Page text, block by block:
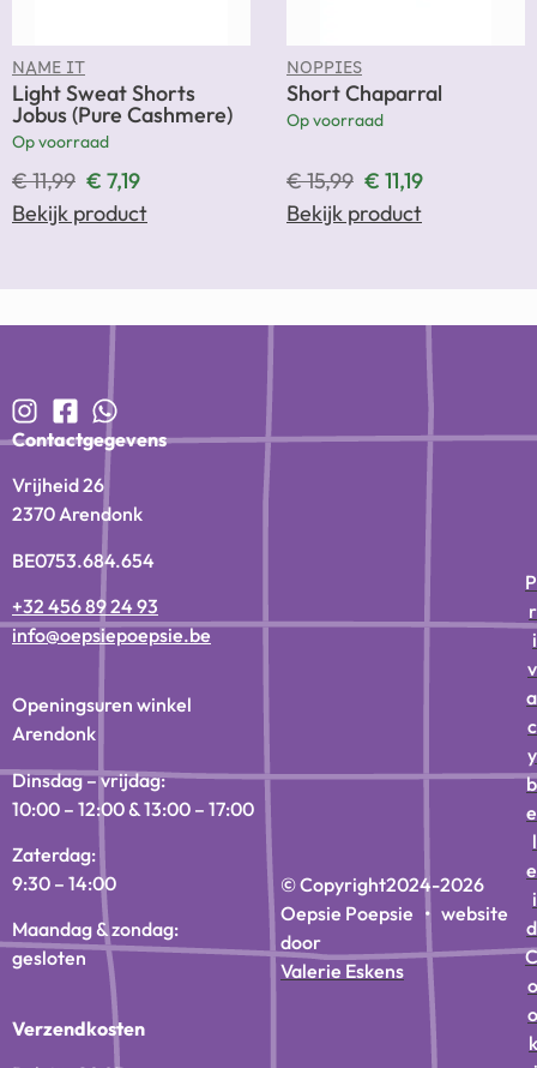
NAME IT
Light Sweat Shorts
Jobus (Pure Cashmere)
Op voorraad
€11,99 € 7,19
Bekijk product
NOPPIES
Short Chaparral
Op voorraad
€15,99 € 11,19
Bekijk product
Contactgegevens
Vrijheid 26
2370 Arendonk
BE0753.684.654
+32 456 89 24 93
info@oepsiepoepsie.be
Openingsuren winkel
Arendonk
Dinsdag – vrijdag:
10:00 – 12:00 & 13:00 – 17:00
Zaterdag:
9:30 – 14:00
Maandag & zondag:
gesloten
Verzendkosten
© Copyright2024-2026
Oepsie Poepsie • website
door
Valerie Eskens
P
r
i
v
a
c
y
b
e
l
e
i
d
C
o
o
k